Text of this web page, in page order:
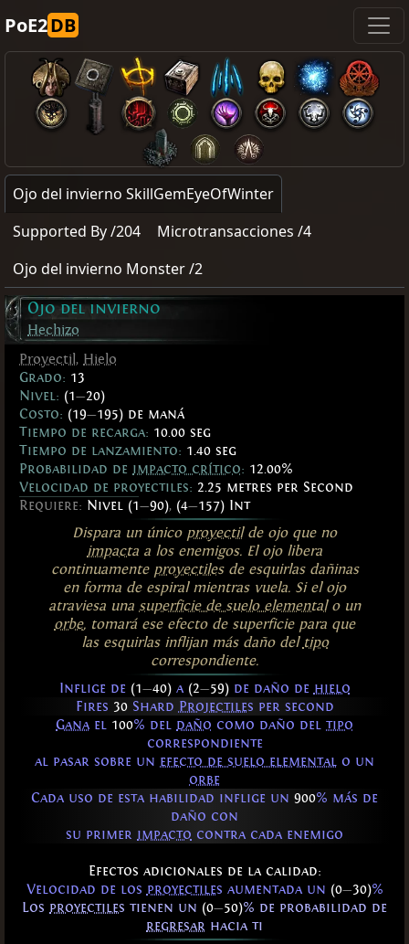
PoE2DB
Ojo del invierno SkillGemEyeOfWinter
Supported By /204
Microtransacciones /4
Ojo del invierno Monster /2
Ojo del invierno
Hechizo
Proyectil , Hielo
Grado: 13
Nivel: (1—20)
Costo: (19—195) de maná
Tiempo de recarga: 10.00 seg
Tiempo de lanzamiento: 1.40 seg
Probabilidad de impacto crítico: 12.00%
Velocidad de proyectiles: 2.25 metres per Second
Requiere: Nivel (1—90), (4—157) Int
Dispara un único proyectilde ojo que no
impacta a los enemigos. El ojo libera
continuamente proyectilesde esquirlas dañinas
en forma de espiral mientras vuela. Si el ojo
atraviesa una superficie de suelo elementalo un
orbe, tomará ese efecto de superficie para que
las esquirlas inflijan más daño del tipo
correspondiente.
Inflige de (1—40)a (2—59)de daño de hielo
Fires 30Shard Projectiles per second
Gana el 100% del daño como daño del tipo
correspondiente
al pasar sobre un efecto de suelo elemental o un
orbe
Cada uso de esta habilidad inflige un 900% más de
daño con
su primer impacto contra cada enemigo
Efectos adicionales de la calidad:
Velocidad de los proyectiles aumentada un (0—30)%
Los proyectiles tienen un (0—50)% de probabilidad de
regresar hacia ti